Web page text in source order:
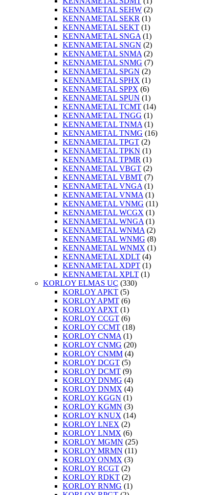
KENNAMETAL SEHW (2)
KENNAMETAL SEKR (1)
KENNAMETAL SEKT (1)
KENNAMETAL SNGA (1)
KENNAMETAL SNGN (2)
KENNAMETAL SNMA (2)
KENNAMETAL SNMG (7)
KENNAMETAL SPGN (2)
KENNAMETAL SPHX (1)
KENNAMETAL SPPX (6)
KENNAMETAL SPUN (1)
KENNAMETAL TCMT (14)
KENNAMETAL TNGG (1)
KENNAMETAL TNMA (1)
KENNAMETAL TNMG (16)
KENNAMETAL TPGT (2)
KENNAMETAL TPKN (1)
KENNAMETAL TPMR (1)
KENNAMETAL VBGT (2)
KENNAMETAL VBMT (7)
KENNAMETAL VNGA (1)
KENNAMETAL VNMA (1)
KENNAMETAL VNMG (11)
KENNAMETAL WCGX (1)
KENNAMETAL WNGA (1)
KENNAMETAL WNMA (2)
KENNAMETAL WNMG (8)
KENNAMETAL WNMX (1)
KENNAMETAL XDLT (4)
KENNAMETAL XDPT (1)
KENNAMETAL XPLT (1)
KORLOY ELMAS UÇ (330)
KORLOY APKT (5)
KORLOY APMT (6)
KORLOY APXT (1)
KORLOY CCGT (6)
KORLOY CCMT (18)
KORLOY CNMA (1)
KORLOY CNMG (20)
KORLOY CNMM (4)
KORLOY DCGT (5)
KORLOY DCMT (9)
KORLOY DNMG (4)
KORLOY DNMX (4)
KORLOY KGGN (1)
KORLOY KGMN (3)
KORLOY KNUX (14)
KORLOY LNEX (2)
KORLOY LNMX (6)
KORLOY MGMN (25)
KORLOY MRMN (11)
KORLOY ONMX (3)
KORLOY RCGT (2)
KORLOY RDKT (2)
KORLOY RNMG (1)